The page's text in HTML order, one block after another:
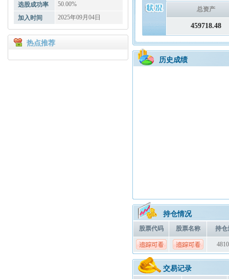
选股成功率
50.00%
加入时间
2025年09月04日
热点推荐
总资产
459718.48
历史成绩
持仓情况
股票代码 股票名称 持仓
交易记录